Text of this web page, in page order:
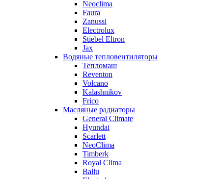
Neoclima
Faura
Zanussi
Electrolux
Stiebel Eltron
Jax
Водяные тепловентиляторы
Тепломаш
Reventon
Volcano
Kalashnikov
Frico
Масляные радиаторы
General Climate
Hyundai
Scarlett
NeoClima
Timberk
Royal Clima
Ballu